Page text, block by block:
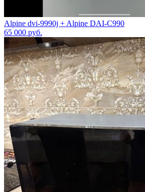
Alpine dvi-9990j + Alpine DAI-C990
65 000 руб.